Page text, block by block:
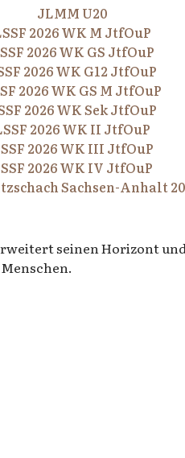
seinen Horizont
JLMM U20
2026 WK M JtfOuP
2026 WK GS JtfOuP
2026 WK G12 JtfOuP
2026 WK GS M JtfOuP
2026 WK Sek JtfOuP
2026 WK II JtfOuP
2026 WK III JtfOuP
2026 WK IV JtfOuP
Sachsen-Anhalt